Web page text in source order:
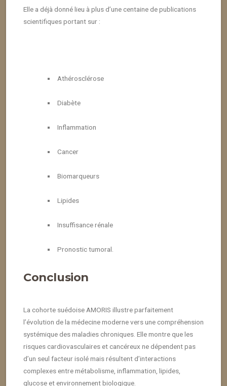
Elle a déjà donné lieu à plus d’une centaine de publications
scientifiques portant sur :
Athérosclérose
Diabète
Inflammation
Cancer
Biomarqueurs
Lipides
Insuffisance rénale
Pronostic tumoral.
Conclusion
La cohorte suédoise AMORIS illustre parfaitement
l’évolution de la médecine moderne vers une compréhension
systémique des maladies chroniques. Elle montre que les
risques cardiovasculaires et cancéreux ne dépendent pas
d’un seul facteur isolé mais résultent d’interactions
complexes entre métabolisme, inflammation, lipides,
glucose et environnement biologique.